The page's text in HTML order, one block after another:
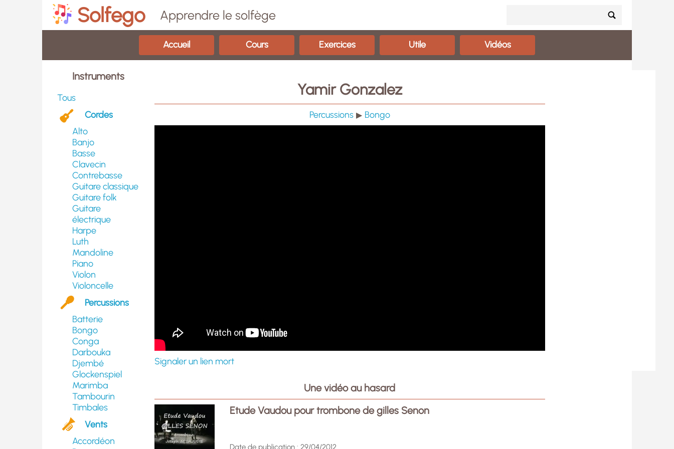
Solfego Apprendre le solfège
Accueil Cours Exercices Utile Vidéos
Instruments
Tous
Cordes
Alto
Banjo
Basse
Clavecin
Contrebasse
Guitare classique
Guitare folk
Guitare
électrique
Harpe
Luth
Mandoline
Piano
Violon
Violoncelle
Percussions
Batterie
Bongo
Conga
Darbouka
Djembé
Glockenspiel
Marimba
Tambourin
Timbales
Vents
Accordéon
Yamir Gonzalez
Percussions ▶ Bongo
Signaler un lien mort
Une vidéo au hasard
Etude Vaudou pour trombone de gilles Senon
Date de publication : 29/04/2012